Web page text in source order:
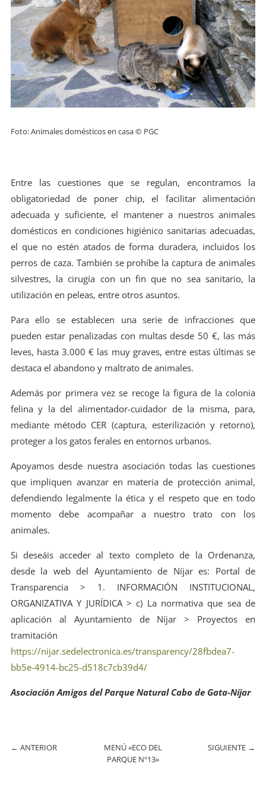
Foto: Animales domésticos en casa © PGC
Entre las cuestiones que se regulan, encontramos la
obligatoriedad de poner chip, el facilitar alimentación
adecuada y suficiente, el mantener a nuestros animales
domésticos en condiciones higiénico sanitarias adecuadas,
el que no estén atados de forma duradera, incluidos los
perros de caza. También se prohíbe la captura de animales
silvestres, la cirugía con un fin que no sea sanitario, la
utilización en peleas, entre otros asuntos.
Para ello se establecen una serie de infracciones que
pueden estar penalizadas con multas desde 50 €, las más
leves, hasta 3.000 € las muy graves, entre estas últimas se
destaca el abandono y maltrato de animales.
Además por primera vez se recoge la figura de la colonia
felina y la del alimentador-cuidador de la misma, para,
mediante método CER (captura, esterilización y retorno),
proteger a los gatos ferales en entornos urbanos.
Apoyamos desde nuestra asociación todas las cuestiones
que impliquen avanzar en materia de protección animal,
defendiendo legalmente la ética y el respeto que en todo
momento debe acompañar a nuestro trato con los
animales.
Si deseáis acceder al texto completo de la Ordenanza,
desde la web del Ayuntamiento de Níjar es: Portal de
Transparencia > 1. INFORMACIÓN INSTITUCIONAL,
ORGANIZATIVA Y JURÍDICA > c) La normativa que sea de
aplicación al Ayuntamiento de Níjar > Proyectos en
tramitación
https://nijar.sedelectronica.es/transparency/28fbdea7-
bb5e-4914-bc25-d518c7cb39d4/
Asociación Amigos del Parque Natural Cabo de Gata-Níjar
← ANTERIOR
MENÚ «ECO DEL
PARQUE Nº13»
SIGUIENTE →